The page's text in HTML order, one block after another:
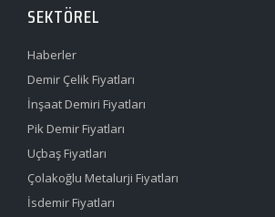
SEKTÖREL
Haberler
Demir Çelik Fiyatları
İnşaat Demiri Fiyatları
Pik Demir Fiyatları
Uçbaş Fiyatları
Çolakoğlu Metalurji Fiyatları
İsdemir Fiyatları